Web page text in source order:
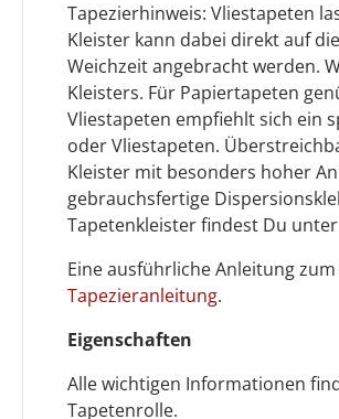
Tapezierhinweis: Vliestapeten
Kleister kann dabei direkt auf
Weichzeit angebracht werden.
Kleisters. Für Papiertapeten
Vliestapeten empfiehlt sich ein
oder Vliestapeten.
Kleister mit besonders hoher
gebrauchsfertige
Tapetenkleister findest Du
Eine ausführliche Anleitung
Tapezieranleitung.
Eigenschaften
Alle wichtigen Informationen
Tapetenrolle.